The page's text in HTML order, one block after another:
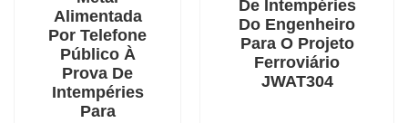
Alimentada
Por Telefone
Público À
Prova De
Intempéries
Para
De Intempéries
Do Engenheiro
Para O Projeto
Ferroviário
JWAT304